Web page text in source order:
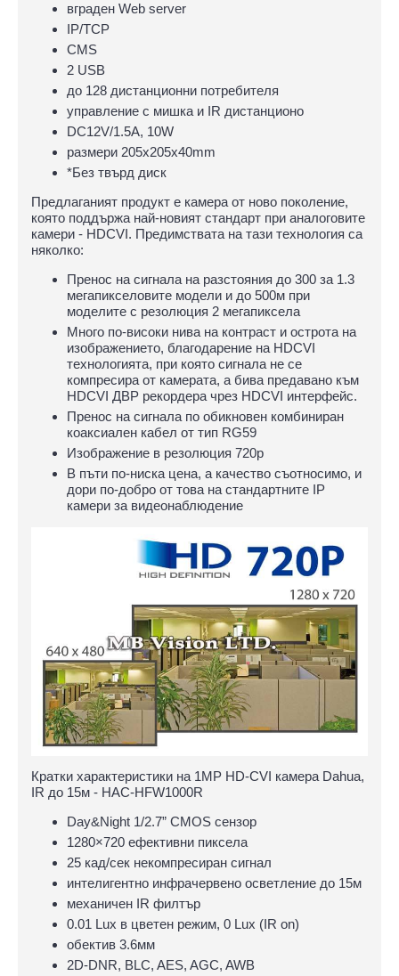
вграден Web server
IP/TCP
CMS
2 USB
до 128 дистанционни потребителя
управление с мишка и IR дистанционо
DC12V/1.5A, 10W
размери 205x205х40mm
*Без твърд диск
Предлаганият продукт е камера от ново поколение,
която поддържа най-новият стандарт при аналоговите
камери - HDCVI. Предимствата на тази технология са
няколко:
Пренос на сигнала на разстояния до 300 за 1.3
мегапикселовите модели и до 500м при
моделите с резолюция 2 мегапиксела
Много по-високи нива на контраст и острота на
изображението, благодарение на HDCVI
технологията, при която сигнала не се
компресира от камерата, а бива предавано към
HDCVI ДВР рекордера чрез HDCVI интерфейс.
Пренос на сигнала по обикновен комбиниран
коаксиален кабел от тип RG59
Изображение в резолюция 720p
В пъти по-ниска цена, а качество съотносимо, и
дори по-добро от това на стандартните IP
камери за видеонаблюдение
Кратки характеристики на 1MP HD-CVI камера Dahua,
IR до 15м - HAC-HFW1000R
Day&Night 1/2.7” CMOS сензор
1280×720 ефективни пиксела
25 кад/сек некомпресиран сигнал
интелигентно инфрачервено осветление до 15м
механичен IR филтър
0.01 Lux в цветен режим, 0 Lux (IR on)
обектив 3.6мм
2D-DNR, BLC, AES, AGC, AWB